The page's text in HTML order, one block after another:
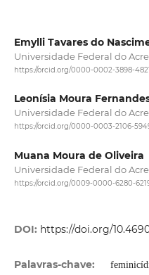
Emylli Tavares do
Universidade Federal do Acre
https://orcid.org/0000-0002-3898-4821
Leonísia Moura
Universidade Federal do Acre
https://orcid.org/0000-0003-2106-
Muana Moura de Oliveira
Universidade Federal do Acre
https://orcid.org/0009-0000-6280-
DOI: https://doi.org/
Palavras-chave: